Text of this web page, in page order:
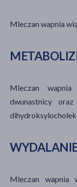
Mleczan wapnia
Mleczan
dwunastnicy
Mleczan wapnia